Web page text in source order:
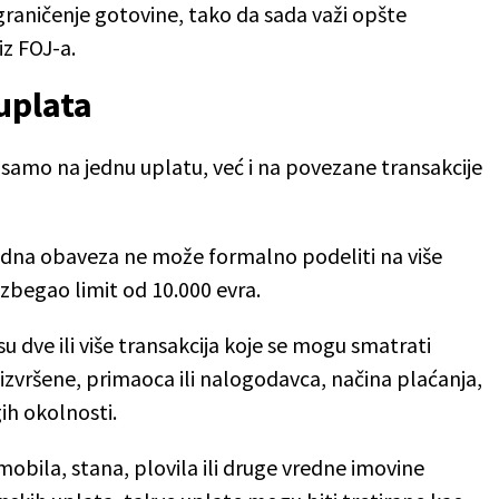
gotovine, tako da sada važi opšte
FOJ-a.
na jednu uplatu, već i na povezane transakcije
obaveza ne može formalno podeliti na više
limit od 10.000 evra.
dve ili više transakcija koje se mogu smatrati
primaoca ili nalogodavca, načina plaćanja,
okolnosti.
stana, plovila ili druge vredne imovine